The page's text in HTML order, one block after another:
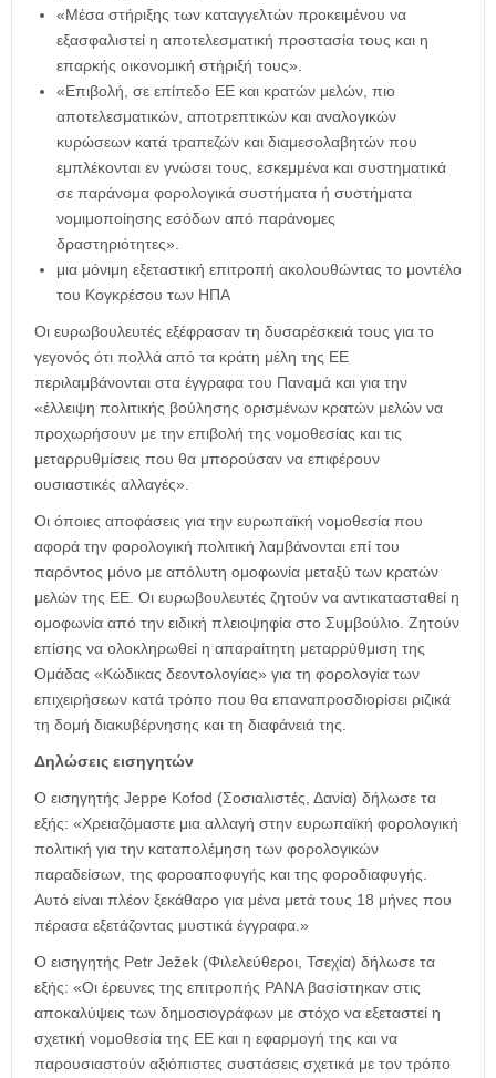
«Μέσα στήριξης των καταγγελτών προκειμένου να
εξασφαλιστεί η αποτελεσματική προστασία τους και η
επαρκής οικονομική στήριξή τους».
«Επιβολή, σε επίπεδο ΕΕ και κρατών μελών, πιο
αποτελεσματικών, αποτρεπτικών και αναλογικών
κυρώσεων κατά τραπεζών και διαμεσολαβητών που
εμπλέκονται εν γνώσει τους, εσκεμμένα και συστηματικά
σε παράνομα φορολογικά συστήματα ή συστήματα
νομιμοποίησης εσόδων από παράνομες
δραστηριότητες».
μια μόνιμη εξεταστική επιτροπή ακολουθώντας το μοντέλο
του Κογκρέσου των ΗΠΑ
Οι ευρωβουλευτές εξέφρασαν τη δυσαρέσκειά τους για το
γεγονός ότι πολλά από τα κράτη μέλη της ΕΕ
περιλαμβάνονται στα έγγραφα του Παναμά και για την
«έλλειψη πολιτικής βούλησης ορισμένων κρατών μελών να
προχωρήσουν με την επιβολή της νομοθεσίας και τις
μεταρρυθμίσεις που θα μπορούσαν να επιφέρουν
ουσιαστικές αλλαγές».
Οι όποιες αποφάσεις για την ευρωπαϊκή νομοθεσία που
αφορά την φορολογική πολιτική λαμβάνονται επί του
παρόντος μόνο με απόλυτη ομοφωνία μεταξύ των κρατών
μελών της ΕΕ. Οι ευρωβουλευτές ζητούν να αντικατασταθεί η
ομοφωνία από την ειδική πλειοψηφία στο Συμβούλιο. Ζητούν
επίσης να ολοκληρωθεί η απαραίτητη μεταρρύθμιση της
Ομάδας «Κώδικας δεοντολογίας» για τη φορολογία των
επιχειρήσεων κατά τρόπο που θα επαναπροσδιορίσει ριζικά
τη δομή διακυβέρνησης και τη διαφάνειά της.
Δηλώσεις εισηγητών
Ο εισηγητής Jeppe Kofod (Σοσιαλιστές, Δανία) δήλωσε τα
εξής: «Χρειαζόμαστε μια αλλαγή στην ευρωπαϊκή φορολογική
πολιτική για την καταπολέμηση των φορολογικών
παραδείσων, της φοροαποφυγής και της φοροδιαφυγής.
Αυτό είναι πλέον ξεκάθαρο για μένα μετά τους 18 μήνες που
πέρασα εξετάζοντας μυστικά έγγραφα.»
Ο εισηγητής Petr Ježek (Φιλελεύθεροι, Τσεχία) δήλωσε τα
εξής: «Οι έρευνες της επιτροπής PANA βασίστηκαν στις
αποκαλύψεις των δημοσιογράφων με στόχο να εξεταστεί η
σχετική νομοθεσία της ΕΕ και η εφαρμογή της και να
παρουσιαστούν αξιόπιστες συστάσεις σχετικά με τον τρόπο